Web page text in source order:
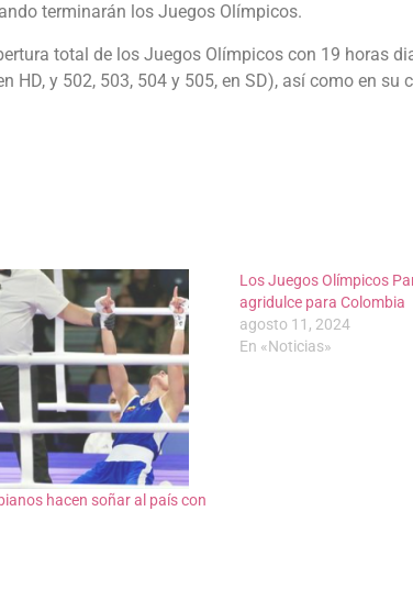
terminarán los Juegos Olímpicos.
total de los Juegos Olímpicos con 19 horas
HD, y 502, 503, 504 y 505, en SD), así como en
hacen soñar al país con
Los Juegos Olímpicos
agridulce para Colombia
agosto 11, 2024
En «Noticias»